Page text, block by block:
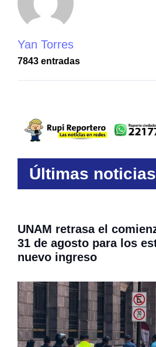
Yan Torres
7843 entradas
Últimas noticias
UNAM retrasa el
31 de agosto para los
nuevo ingreso